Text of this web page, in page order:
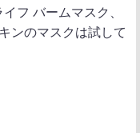
フ バームマスク、
ンのマスクは試して